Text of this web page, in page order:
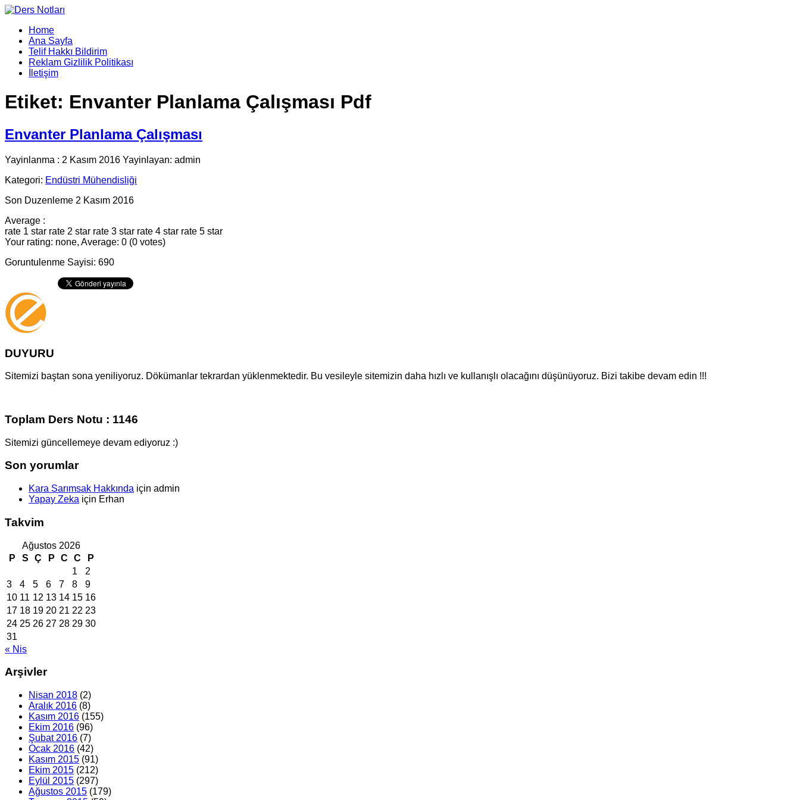
Home
Ana Sayfa
Telif Hakkı Bildirim
Reklam Gizlilik Politikası
İletişim
Etiket: Envanter Planlama Çalışması Pdf
Envanter Planlama Çalışması
Yayinlanma : 2 Kasım 2016 Yayinlayan: admin
Kategori: Endüstri Mühendisliği
Son Duzenleme 2 Kasım 2016
Average :
rate 1 star rate 2 star rate 3 star rate 4 star rate 5 star
Your rating: none, Average: 0 (0 votes)
Goruntulenme Sayisi: 690
DUYURU
Sitemizi baştan sona yeniliyoruz. Dökümanlar tekrardan yüklenmektedir. Bu vesileyle sitemizin daha hızlı ve kullanışlı olacağını düşünüyoruz. Bizi takibe devam edin !!!
Toplam Ders Notu : 1146
Sitemizi güncellemeye devam ediyoruz :)
Son yorumlar
Kara Sarımsak Hakkında için admin
Yapay Zeka için Erhan
Takvim
Ağustos 2026
P
S Ç P C C
P
1
2
3
4 5 6 7 8
9
10 11 12 13 14 15 16
17 18 19 20 21 22 23
24 25 26 27 28 29 30
31
« Nis
Arşivler
Nisan 2018 (2)
Aralık 2016 (8)
Kasım 2016 (155)
Ekim 2016 (96)
Şubat 2016 (7)
Ocak 2016 (42)
Kasım 2015 (91)
Ekim 2015 (212)
Eylül 2015 (297)
Ağustos 2015 (179)